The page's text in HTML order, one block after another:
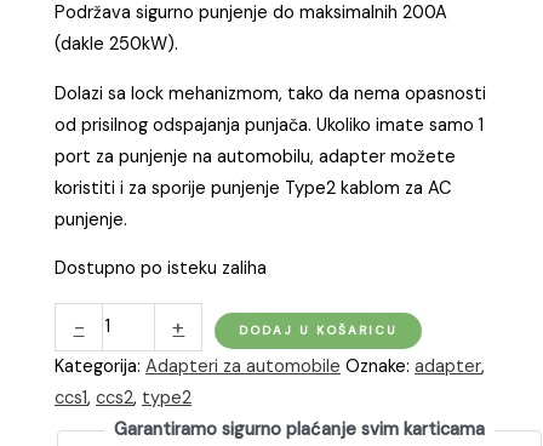
Podržava sigurno punjenje do maksimalnih 200A
(dakle 250kW).
Dolazi sa lock mehanizmom, tako da nema opasnosti
od prisilnog odspajanja punjača. Ukoliko imate samo 1
port za punjenje na automobilu, adapter možete
koristiti i za sporije punjenje Type2 kablom za AC
punjenje.
Dostupno po isteku zaliha
-
Adapter
za
punjenje
CCS1
+ DODAJ U KOŠARICU
Kategorija:Adapteri za automobile Oznake:adapter,
ccs1,ccs2, type2
Garantiramo sigurno plaćanje svim karticama